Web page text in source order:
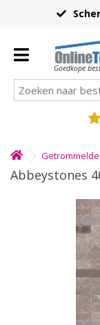
Goedkope
Abbeystones